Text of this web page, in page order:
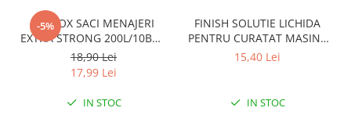
-5%
CLINOX SACI MENAJERI
EXTRA STRONG 200L/10BUC
LDPE NEGRI (90*122CM)
ETICHETA MOV
18,90 Lei
17,99 Lei
IN STOC
FINISH SOLUTIE LICHIDA
PENTRU CURATAT MASINA
DE SPALAT VASE 250ML
15,40 Lei
IN STOC